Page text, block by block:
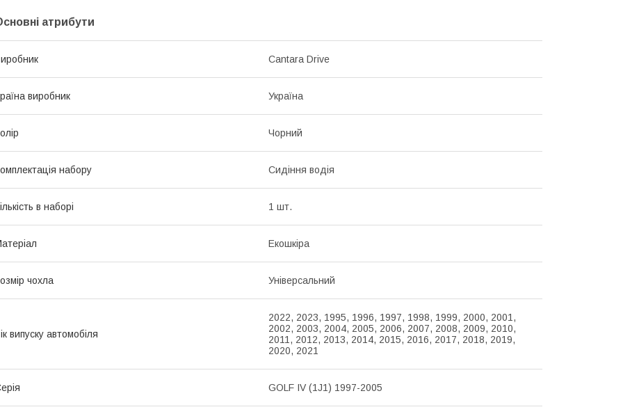
атрибути
Cantara Drive
виробник Україна
Чорний
набору Сидіння водія
в наборі 1 шт.
Екошкіра
чохла Універсальний
випуску автомобіля
2022, 2023, 1995, 1996, 1997, 1998, 1999, 2000, 2001,
2002, 2003, 2004, 2005, 2006, 2007, 2008, 2009, 2010,
2011, 2012, 2013, 2014, 2015, 2016, 2017, 2018, 2019,
2020, 2021
GOLF IV (1J1) 1997-2005